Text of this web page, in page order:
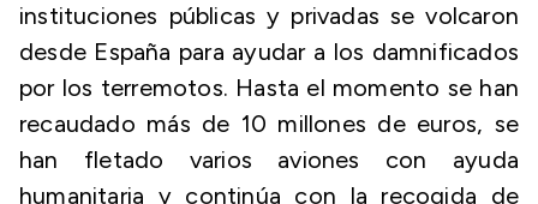
instituciones públicas y privadas se volcaron
desde España para ayudar a los damnificados
por los terremotos. Hasta el momento se han
recaudado más de 10 millones de euros, se
han fletado varios aviones con ayuda
humanitaria y continúa con la recogida de